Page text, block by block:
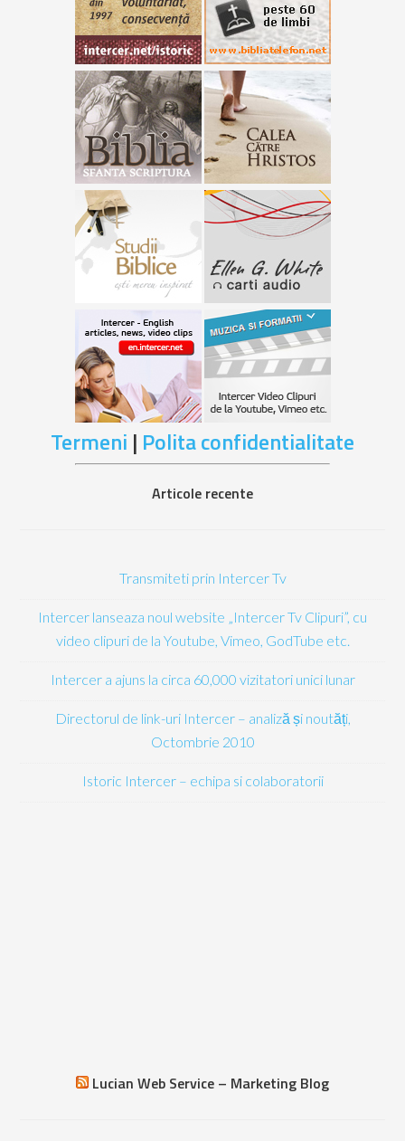
Termeni | Polita confidentialitate
Articole recente
Transmiteti prin Intercer Tv
Intercer lanseaza noul website „Intercer Tv Clipuri”, cu
video clipuri de la Youtube, Vimeo, GodTube etc.
Intercer a ajuns la circa 60,000 vizitatori unici lunar
Directorul de link-uri Intercer – analiză și noutăți,
Octombrie 2010
Istoric Intercer – echipa si colaboratorii
Lucian Web Service – Marketing Blog